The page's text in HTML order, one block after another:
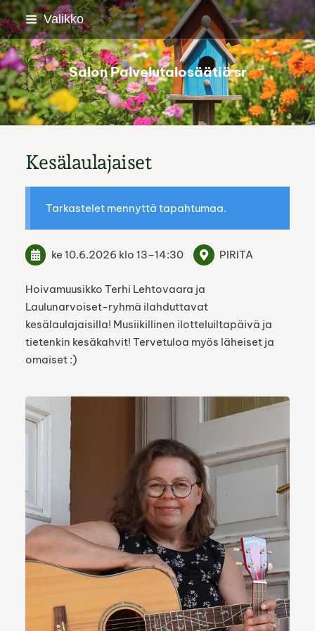
Siirry
sivun
sisältöön
Valikko
Salon Palvelutalosäätiö sr
Kesälaulajaiset
Tarkastelet mennyttä tapahtumaa.
ke 10.6.2026 klo 13–14:30 PIRITA
Hoivamuusikko Terhi Lehtovaara ja
Laulunarvoiset-ryhmä ilahduttavat
kesälaulajaisilla! Musiikillinen ilotteluiltapäivä ja
tietenkin kesäkahvit! Tervetuloa myös läheiset ja
omaiset :)